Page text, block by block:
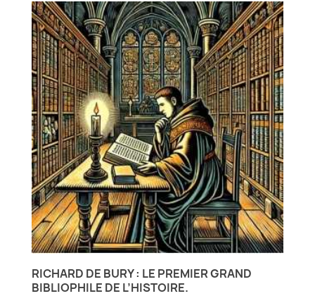
RICHARD DE BURY : LE PREMIER GRAND
BIBLIOPHILE DE L’HISTOIRE.